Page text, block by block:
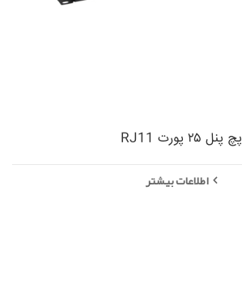
پچ پنل ۲۵ پورت RJ11
اطلاعات بیشتر